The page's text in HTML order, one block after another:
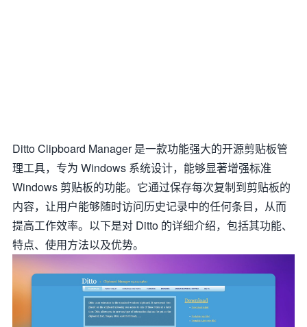
Ditto Clipboard Manager 是一款功能强大的开源剪贴板管
理工具，专为 Windows 系统设计，能够显著增强标准
Windows 剪贴板的功能。它通过保存每次复制到剪贴板的
内容，让用户能够随时访问历史记录中的任何条目，从而
提高工作效率。以下是对 Ditto 的详细介绍，包括其功能、
特点、使用方法以及优势。